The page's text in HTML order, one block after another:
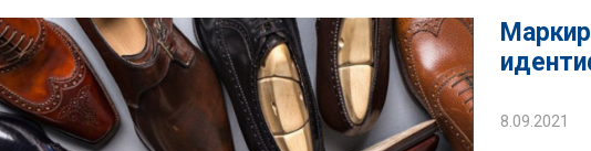
8.09.2021